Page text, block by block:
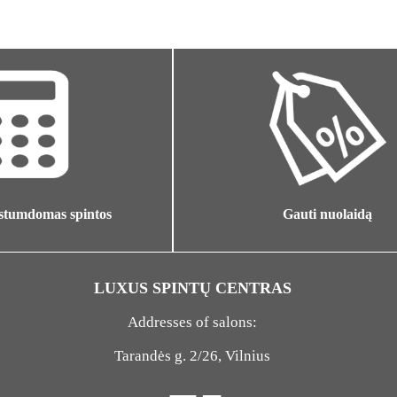
spintos Gauti nuolaidą
LUXUS SPINTŲ CENTRAS
Addresses of salons:
Tarandės g. 2/26, Vilnius